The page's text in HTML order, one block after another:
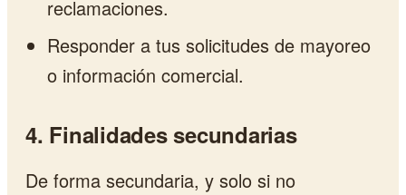
reclamaciones.
Responder a tus solicitudes de mayoreo
o información comercial.
4. Finalidades secundarias
De forma secundaria, y solo si no